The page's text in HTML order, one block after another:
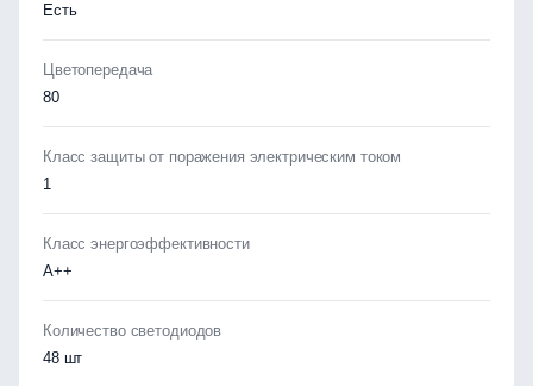
Есть
Цветопередача
80
Класс защиты от поражения электрическим током
1
Класс энергоэффективности
А++
Количество светодиодов
48 шт